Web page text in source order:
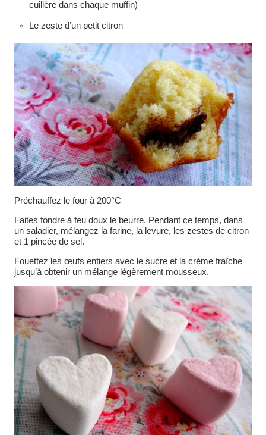
cuillère dans chaque muffin)
Le zeste d’un petit citron
Préchauffez le four à 200°C
Faites fondre à feu doux le beurre. Pendant ce temps, dans
un saladier, mélangez la farine, la levure, les zestes de citron
et 1 pincée de sel.
Fouettez les œufs entiers avec le sucre et la crème fraîche
jusqu’à obtenir un mélange légèrement mousseux.